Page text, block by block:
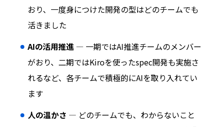
おり、一度身につけた開発の型はどのチームでも
活きました
AIの活用推進 — 一期ではAI推進チームのメンバー
がおり、二期ではKiroを使ったspec開発も実施さ
れるなど、各チームで積極的にAIを取り入れてい
ます
人の温かさ — どのチームでも、わからないこと